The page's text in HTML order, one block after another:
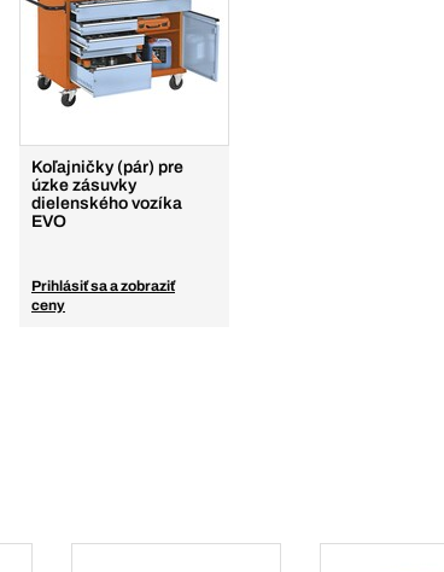
Koľajničky (pár) pre
úzke zásuvky
dielenského vozíka
EVO
Prihlásiť sa a zobraziť
ceny